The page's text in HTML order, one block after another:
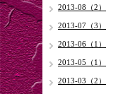
2013-08（2）
2013-07（3）
2013-06（1）
2013-05（1）
2013-03（2）